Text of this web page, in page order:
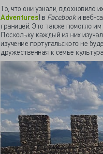
То, что они узнали, вдохновило
Adventures) в Facebookи веб-
границей. Это также помогло
Поскольку каждый из них
изучение португальского не
дружественная к семье